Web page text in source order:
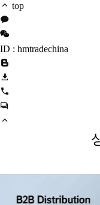
top
ID : hmtradechina